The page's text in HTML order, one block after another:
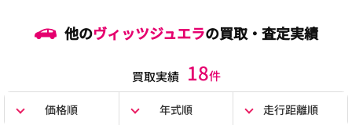
他のヴィッツジュエラの買取・査定実績
買取実績 18件
価格順 年式順 走行距離順